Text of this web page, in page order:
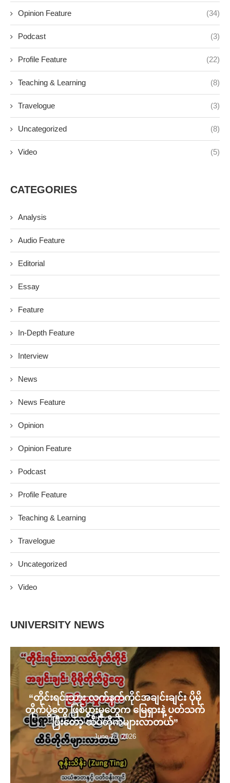
Opinion Feature (34)
Podcast (3)
Profile Feature (22)
Teaching & Learning (8)
Travelogue (3)
Uncategorized (8)
Video (5)
CATEGORIES
Analysis
Audio Feature
Editorial
Essay
Feature
In-Depth Feature
Interview
News
News Feature
Opinion
Opinion Feature
Podcast
Profile Feature
Teaching & Learning
Travelogue
Uncategorized
Video
UNIVERSITY NEWS
“တိုင်းရင်းသား လက်နက်ကိုင်အချင်းချင်း ပိုမို
တိုက်ပွဲတွေ ဖြစ်ပွားမှုတွေက မြေရှားနဲ့ ပတ်သက်
ပြီးတော့ ထိပ်တိုက်များလာတယ်”
June 20, 2026